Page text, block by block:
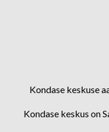
Kondase keskuse
Kondase keskus on